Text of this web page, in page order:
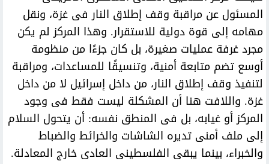
المسئول عن مراقبة وقف إطلاق النار فى غزة، ونقل
مهامه إلى قوة دولية للاستقرار. وهذا المركز لم يكن
مجرد غرفة عمليات صغيرة، بل كان جزءًا من منظومة
أوسع تضم متابعة أمنية، وتنسيقًا للمساعدات، ومراقبة
لتنفيذ وقف إطلاق النار، من داخل إسرائيل لا من داخل
غزة. واللافت هنا أن المشكلة ليست فقط فى وجود
المركز أو غيابه، بل فى المنطق نفسه: أن يتحول السلام
إلى ملف أمنى تديره الشاشات والخرائط والضباط
والخبراء، بينما يبقى الفلسطينى العادى خارج المعادلة.